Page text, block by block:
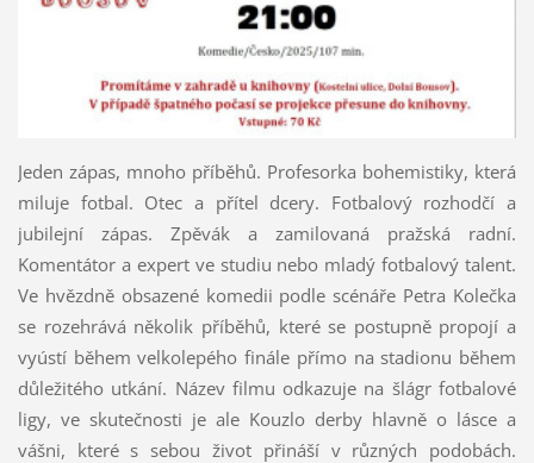
Jeden zápas, mnoho příběhů. Profesorka bohemistiky, která
miluje fotbal. Otec a přítel dcery. Fotbalový rozhodčí a
jubilejní zápas. Zpěvák a zamilovaná pražská radní.
Komentátor a expert ve studiu nebo mladý fotbalový talent.
Ve hvězdně obsazené komedii podle scénáře Petra Kolečka
se rozehrává několik příběhů, které se postupně propojí a
vyústí během velkolepého finále přímo na stadionu během
důležitého utkání. Název filmu odkazuje na šlágr fotbalové
ligy, ve skutečnosti je ale Kouzlo derby hlavně o lásce a
vášni, které s sebou život přináší v různých podobách.